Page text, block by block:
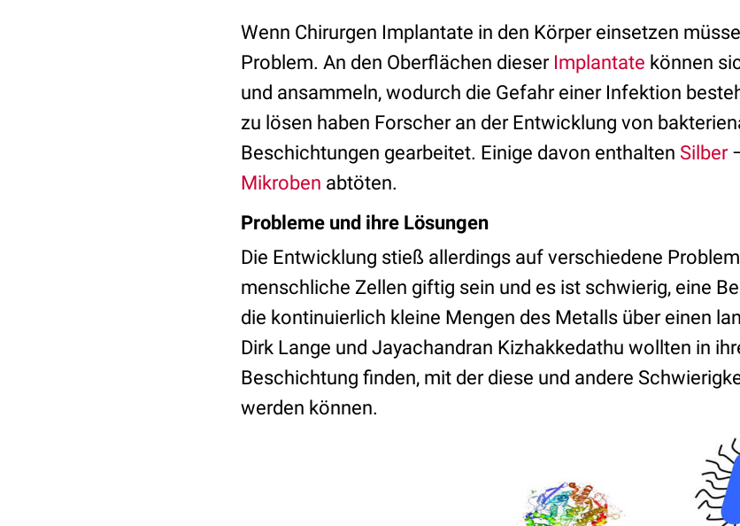
Wenn Chirurgen Implantate in den Körper einsetzen
Problem. An den Oberflächen dieser Implantate können
und ansammeln, wodurch die Gefahr einer Infektion
zu lösen haben Forscher an der Entwicklung von
Beschichtungen gearbeitet. Einige davon enthalten Silber
Mikroben abtöten.
Probleme und ihre Lösungen
Die Entwicklung stieß allerdings auf verschiedene
menschliche Zellen giftig sein und es ist schwierig, eine
die kontinuierlich kleine Mengen des Metalls über einen
Dirk Lange und Jayachandran Kizhakkedathu wollten in
Beschichtung finden, mit der diese und andere
werden können.